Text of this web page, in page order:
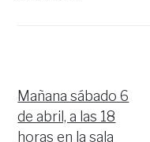
Mañana sábado 6
de abril, a las 18
horas en la sala